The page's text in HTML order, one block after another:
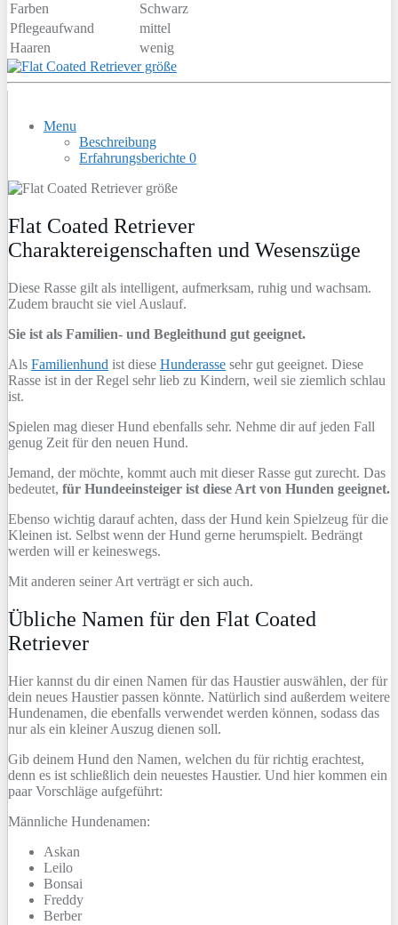
Farben
Schwarz
Pflegeaufwand
mittel
Haaren
wenig
Menu
Beschreibung
Erfahrungsberichte 0
Flat Coated Retriever
Charaktereigenschaften und Wesenszüge
Diese Rasse gilt als intelligent, aufmerksam, ruhig und wachsam.
Zudem braucht sie viel Auslauf.
Sie ist als Familien- und Begleithund gut geeignet.
Als Familienhund ist diese Hunderasse sehr gut geeignet. Diese
Rasse ist in der Regel sehr lieb zu Kindern, weil sie ziemlich schlau
ist.
Spielen mag dieser Hund ebenfalls sehr. Nehme dir auf jeden Fall
genug Zeit für den neuen Hund.
Jemand, der möchte, kommt auch mit dieser Rasse gut zurecht. Das
bedeutet, für Hundeeinsteiger ist diese Art von Hunden geeignet.
Ebenso wichtig darauf achten, dass der Hund kein Spielzeug für die
Kleinen ist. Selbst wenn der Hund gerne herumspielt. Bedrängt
werden will er keineswegs.
Mit anderen seiner Art verträgt er sich auch.
Übliche Namen für den Flat Coated
Retriever
Hier kannst du dir einen Namen für das Haustier auswählen, der für
dein neues Haustier passen könnte. Natürlich sind außerdem weitere
Hundenamen, die ebenfalls verwendet werden können, sodass das
nur als ein kleiner Auszug dienen soll.
Gib deinem Hund den Namen, welchen du für richtig erachtest,
denn es ist schließlich dein neuestes Haustier. Und hier kommen ein
paar Vorschläge aufgeführt:
Männliche Hundenamen:
Askan
Leilo
Bonsai
Freddy
Berber